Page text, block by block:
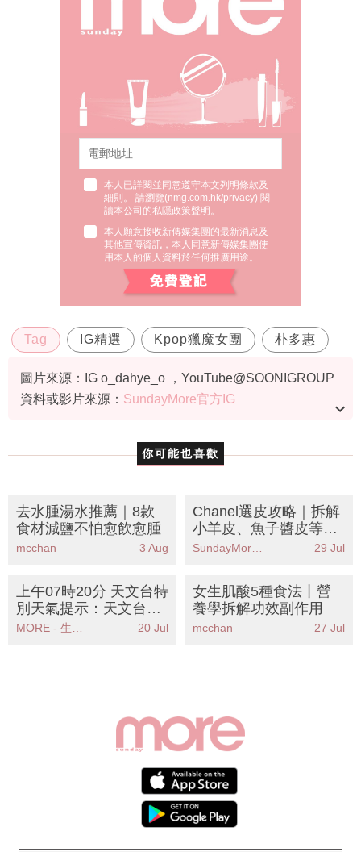
本人已詳閱並同意遵守本文列明條款及
細則。 請瀏覽(nmg.com.hk/privacy) 閱
讀本公司的私隱政策聲明。
本人願意接收新傳媒集團的最新消息及
其他宣傳資訊，本人同意新傳媒集團使
用本人的個人資料於任何推廣用途。
Tag IG精選 Kpop獵魔女團 朴多惠
圖片來源：IG o_dahye_o ，YouTube@SOONIGROUP
資料或影片來源： SundayMore官方IG
你可能也喜歡
去水腫湯水推薦｜8款
食材減鹽不怕愈飲愈腫
mcchan 3 Aug
Chanel選皮攻略｜拆解
小羊皮、魚子醬皮等5
大皮革優缺點 哪款最耐
29 Jul
上午07時20分 天文台特
別天氣提示：天文台發
出強陣風警告請市民留
MORE - 生活品味 20 Jul
女生肌酸5種食法丨營
養學拆解功效副作用
mcchan 27 Jul